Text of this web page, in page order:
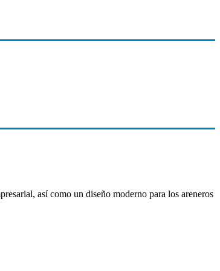
así como un diseño moderno para los areneros